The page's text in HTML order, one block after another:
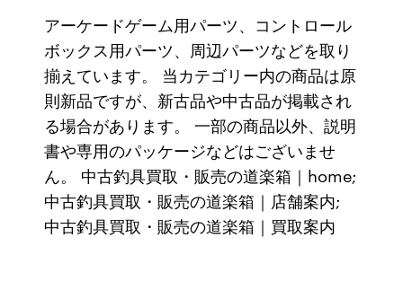
アーケードゲーム用パーツ、コントロール
ボックス用パーツ、周辺パーツなどを取り
揃えています。 当カテゴリー内の商品は原
則新品ですが、新古品や中古品が掲載され
る場合があります。 一部の商品以外、説明
書や専用のパッケージなどはございませ
ん。 中古釣具買取・販売の道楽箱｜home;
中古釣具買取・販売の道楽箱｜店舗案内;
中古釣具買取・販売の道楽箱｜買取案内